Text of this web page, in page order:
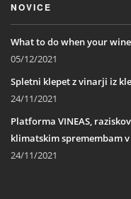
NOVICE
What to do when your
05/12/2021
Spletni klepet z vinarji iz
24/11/2021
Platforma VINEAS,
klimatskim spremembam
24/11/2021